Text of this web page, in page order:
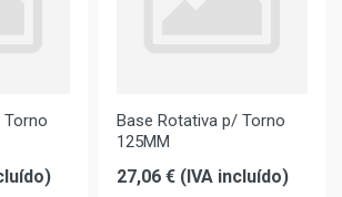
Base Rotativa p/ Torno
125MM
27,06 € (IVA incluído)